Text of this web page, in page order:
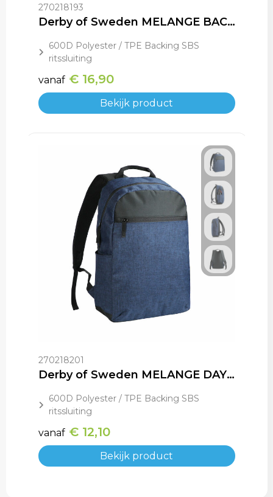
270218193
Derby of Sweden MELANGE BACKPACK
600D Polyester / TPE Backing SBS
ritssluiting
vanaf € 16,90
Bekijk product
270218201
Derby of Sweden MELANGE DAYPACK
600D Polyester / TPE Backing SBS
ritssluiting
vanaf € 12,10
Bekijk product